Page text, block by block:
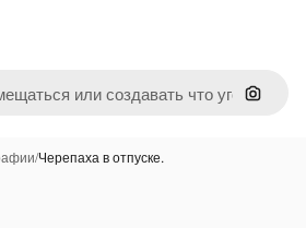
Поиск
/Черепаха в отпуске.